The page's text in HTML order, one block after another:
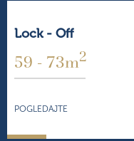
Lock - Off
59 - 73m2
POGLEDAJTE